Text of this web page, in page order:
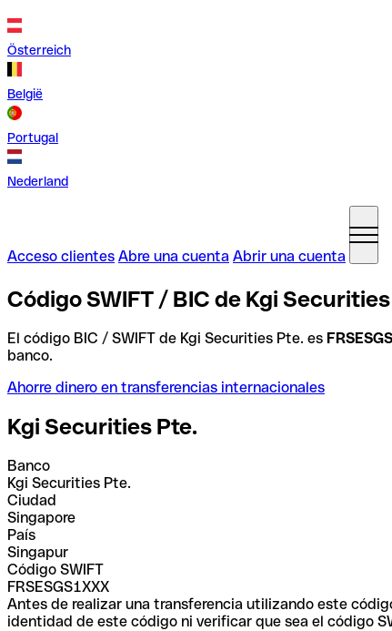
Österreich
België
Portugal
Nederland
Acceso clientes Abre una cuenta Abrir una cuenta
Código SWIFT / BIC de Kgi
El código BIC / SWIFT de Kgi Securities Pte. es
banco.
Ahorre dinero en transferencias internacionales
Kgi Securities Pte.
Banco
Kgi Securities Pte.
Ciudad
Singapore
País
Singapur
Código SWIFT
FRSESGS1XXX
Antes de realizar una transferencia utilizando este
identidad de este código ni verificar que sea el código